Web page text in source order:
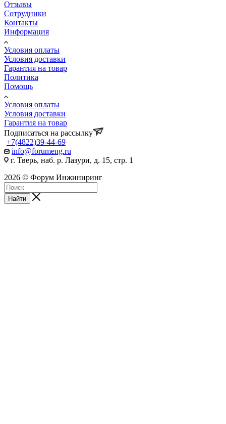
Отзывы
Сотрудники
Контакты
Информация
Условия оплаты
Условия доставки
Гарантия на товар
Политика
Помощь
Условия оплаты
Условия доставки
Гарантия на товар
Подписаться на рассылку
+7(4822)39-44-69
info@forumeng.ru
г. Тверь, наб. р. Лазури, д. 15, стр. 1
2026 © Форум Инжиниринг
Найти